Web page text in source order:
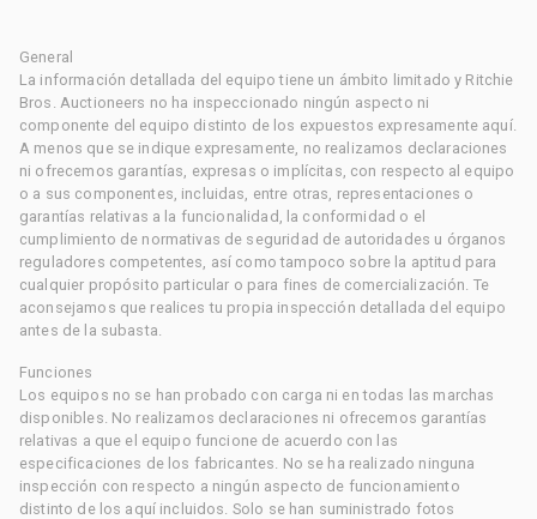
General
La información detallada del equipo tiene un ámbito limitado y Ritchie
Bros. Auctioneers no ha inspeccionado ningún aspecto ni
componente del equipo distinto de los expuestos expresamente aquí.
A menos que se indique expresamente, no realizamos declaraciones
ni ofrecemos garantías, expresas o implícitas, con respecto al equipo
o a sus componentes, incluidas, entre otras, representaciones o
garantías relativas a la funcionalidad, la conformidad o el
cumplimiento de normativas de seguridad de autoridades u órganos
reguladores competentes, así como tampoco sobre la aptitud para
cualquier propósito particular o para fines de comercialización. Te
aconsejamos que realices tu propia inspección detallada del equipo
antes de la subasta.
Funciones
Los equipos no se han probado con carga ni en todas las marchas
disponibles. No realizamos declaraciones ni ofrecemos garantías
relativas a que el equipo funcione de acuerdo con las
especificaciones de los fabricantes. No se ha realizado ninguna
inspección con respecto a ningún aspecto de funcionamiento
distinto de los aquí incluidos. Solo se han suministrado fotos